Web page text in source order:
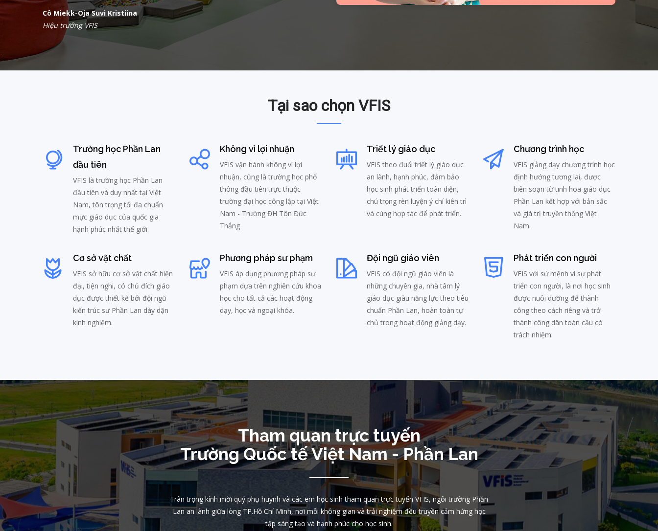
Cô Miekk-Oja Suvi Kristiina
Hiệu trưởng VFIS
Tại sao chọn VFIS
Trường học Phần Lan
đầu tiên
VFIS là trường học Phần Lan
đầu tiên và duy nhất tại Việt
Nam, tôn trọng tối đa chuẩn
mực giáo dục của quốc gia
hạnh phúc nhất thế giới.
Không vì lợi nhuận
VFIS vận hành không vì lợi
nhuận, cũng là trường học phổ
thông đầu tiên trực thuộc
trường đại học công lập tại Việt
Nam - Trường ĐH Tôn Đức
Thắng
Triết lý giáo dục
VFIS theo đuổi triết lý giáo dục
an lành, hạnh phúc, đảm bảo
học sinh phát triển toàn diện,
chú trọng rèn luyện ý chí kiên trì
và cùng hợp tác để phát triển.
Chương trình học
VFIS giảng dạy chương trình học
định hướng tương lai, được
biên soạn từ tinh hoa giáo dục
Phần Lan kết hợp với bản sắc
và giá trị truyền thống Việt
Nam.
Cơ sở vật chất
VFIS sở hữu cơ sở vật chất hiện
đại, tiện nghi, có chủ đích giáo
dục được thiết kế bởi đội ngũ
kiến trúc sư Phần Lan dày dặn
kinh nghiệm.
Phương pháp sư phạm
VFIS áp dụng phương pháp sư
phạm dựa trên nghiên cứu khoa
học cho tất cả các hoạt động
dạy, học và ngoại khóa.
Đội ngũ giáo viên
VFIS có đội ngũ giáo viên là
những chuyên gia, nhà tâm lý
giáo dục giàu năng lực theo tiêu
chuẩn Phần Lan, hoàn toàn tự
chủ trong hoạt động giảng dạy.
Phát triển con người
VFIS với sứ mệnh vì sự phát
triển con người, là nơi học sinh
được nuôi dưỡng để thành
công theo cách riêng và trở
thành công dân toàn cầu có
trách nhiệm.
Tham quan trực tuyến
Trường Quốc tế Việt Nam - Phần Lan
Trân trọng kính mời quý phụ huynh và các em học sinh tham quan trực tuyến VFIS, ngôi trường Phần
Lan an lành giữa lòng TP.Hồ Chí Minh, nơi mỗi không gian và trải nghiệm đều truyền cảm hứng học
tập sáng tạo và hạnh phúc cho học sinh.